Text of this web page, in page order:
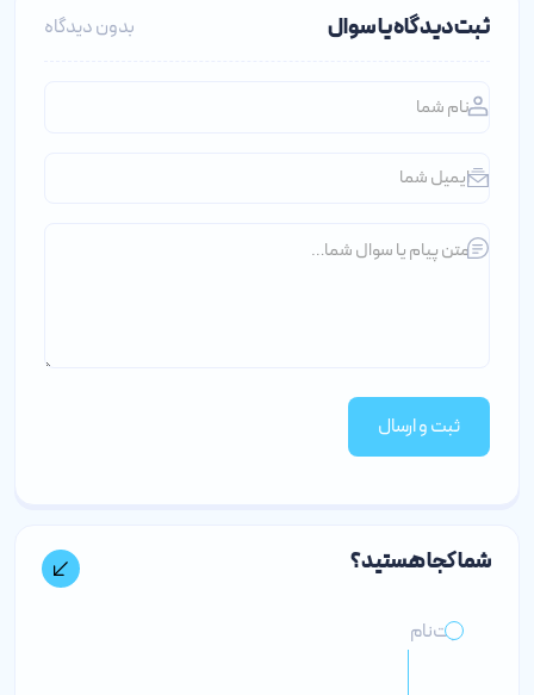
ثبت دیدگاه یا سوال بدون دیدگاه
ثبت و ارسال
شما کجا هستید؟
ثبت‌نام